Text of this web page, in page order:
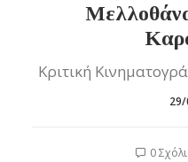
Κριτική
0